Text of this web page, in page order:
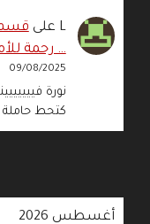
L علىقسم
… رحمة
09/08/2025
نورة
كتحط حاملة
أغسطس 2026